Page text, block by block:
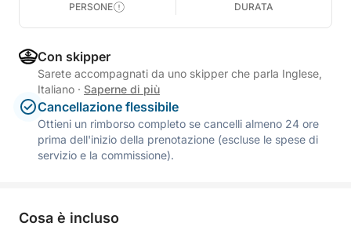
PERSONE DURATA
Con skipper
Sarete accompagnati da uno skipper che parla Inglese,
Italiano · Saperne di più
Cancellazione flessibile
Ottieni un rimborso completo se cancelli almeno 24 ore
prima dell'inizio della prenotazione (escluse le spese di
servizio e la commissione).
Cosa è incluso